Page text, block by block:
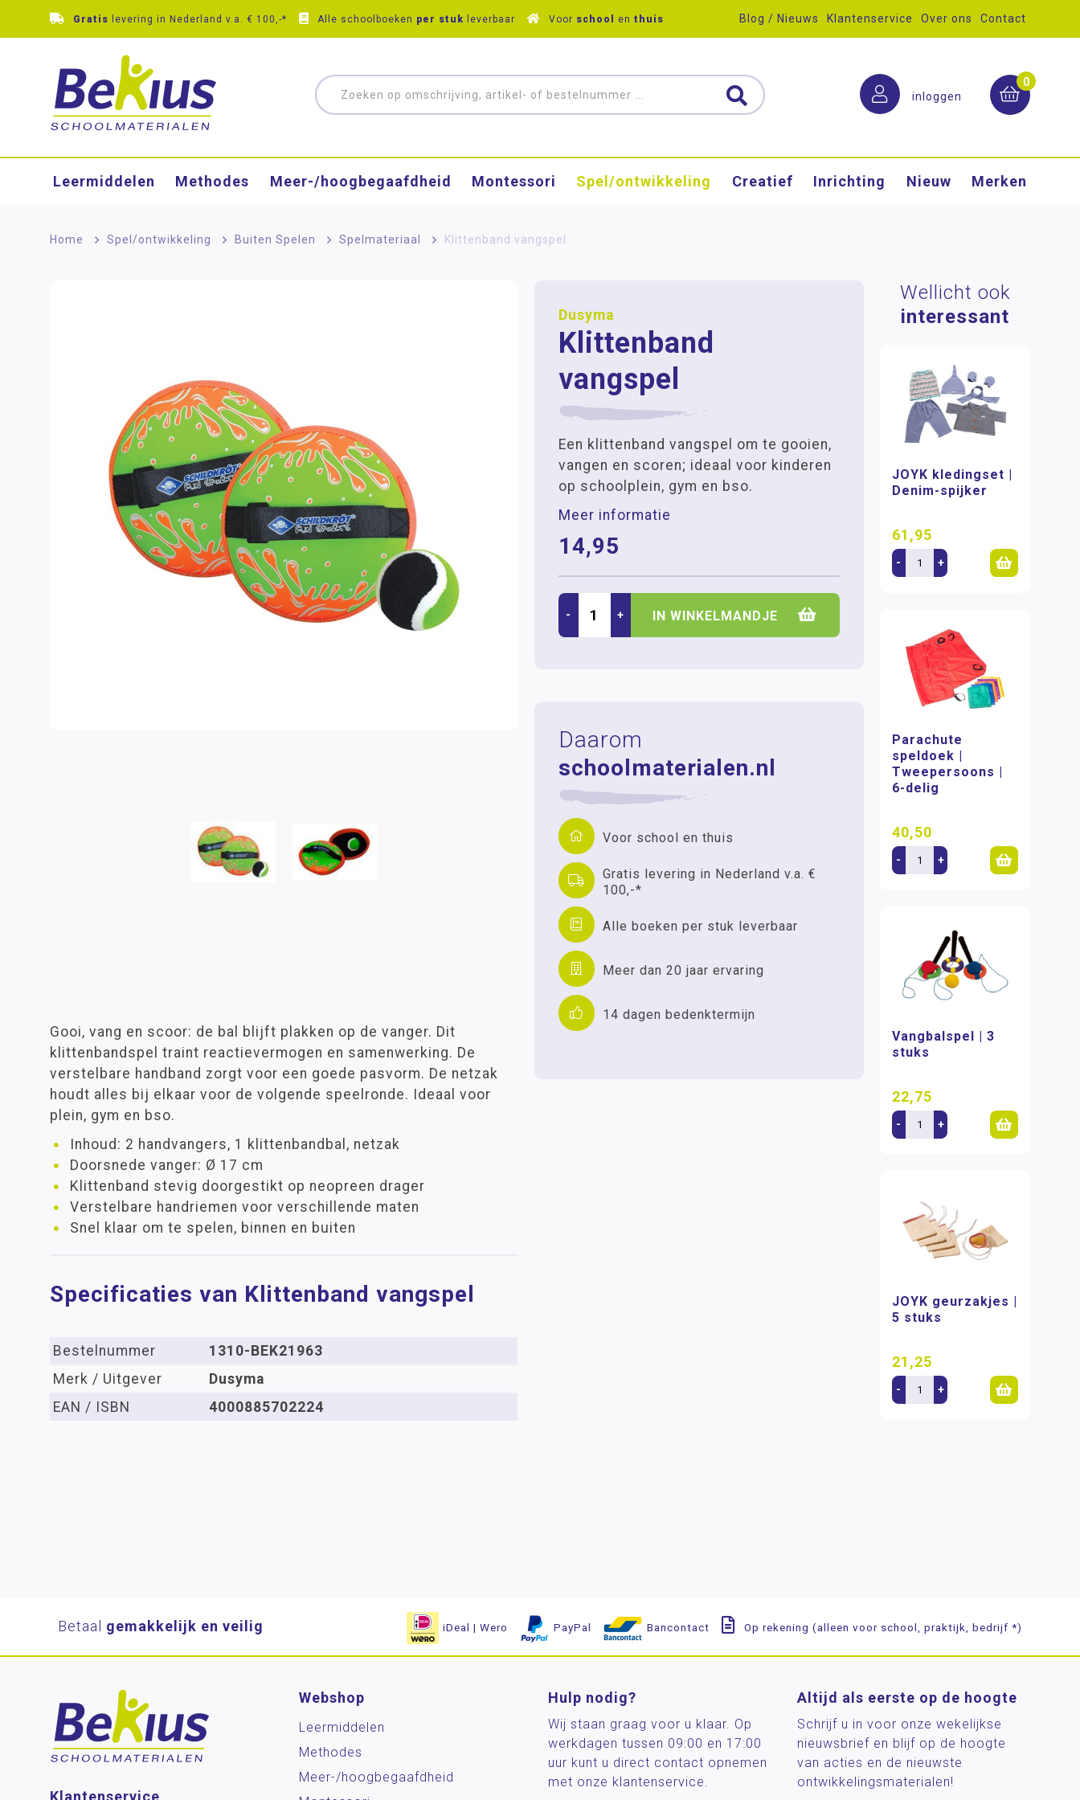
Gratis levering in Nederland v.a. € 100,-* Alle schoolboeken per stuk leverbaar Voor school en thuis Blog / Nieuws Klantenservice Over ons Contact
inloggen
0
Leermiddelen Methodes Meer-/hoog­begaafdheid Montessori Spel/ontwikkeling Creatief Inrichting Nieuw Merken
Home > Spel/ontwikkeling > Buiten Spelen > Spelmateriaal > Klittenband vangspel
Dusyma
Klittenband
vangspel
Een klittenband vangspel om te gooien,
vangen en scoren; ideaal voor kinderen
op schoolplein, gym en bso.
Meer informatie
14,95
- + IN WINKELMANDJE
Daarom
schoolmaterialen.nl
Voor school en thuis
Gratis levering in Nederland v.a. €
100,-*
Alle boeken per stuk leverbaar
Meer dan 20 jaar ervaring
14 dagen bedenktermijn
Gooi, vang en scoor: de bal blijft plakken op de vanger. Dit
klittenbandspel traint reactievermogen en samenwerking. De
verstelbare handband zorgt voor een goede pasvorm. De netzak
houdt alles bij elkaar voor de volgende speelronde. Ideaal voor
plein, gym en bso.
Inhoud: 2 handvangers, 1 klittenbandbal, netzak
Doorsnede vanger: Ø 17 cm
Klittenband stevig doorgestikt op neopreen drager
Verstelbare handriemen voor verschillende maten
Snel klaar om te spelen, binnen en buiten
Specificaties van Klittenband vangspel
Bestelnummer
1310-BEK21963
Merk / Uitgever
Dusyma
EAN / ISBN
4000885702224
Wellicht ook
interessant
JOYK kledingset |
Denim-spijker
61,95
- +
Parachute
speldoek |
Tweepersoons |
6-delig
40,50
- +
Vangbalspel | 3
stuks
22,75
- +
JOYK geurzakjes |
5 stuks
21,25
- +
Betaal gemakkelijk en veilig iDeal | Wero PayPal Bancontact Op rekening (alleen voor school, praktijk, bedrijf *)
Klantenservice
Webshop
Leermiddelen
Methodes
Meer-/hoog­begaafdheid
Hulp nodig?
Wij staan graag voor u klaar. Op
werkdagen tussen 09:00 en 17:00
uur kunt u direct contact opnemen
met onze klantenservice.
Altijd als eerste op de hoogte
Schrijf u in voor onze wekelijkse
nieuwsbrief en blijf op de hoogte
van acties en de nieuwste
ontwikkelingsmaterialen!